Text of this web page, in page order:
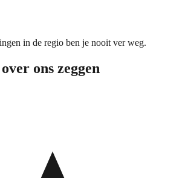
in de regio ben je nooit ver weg.
ons zeggen